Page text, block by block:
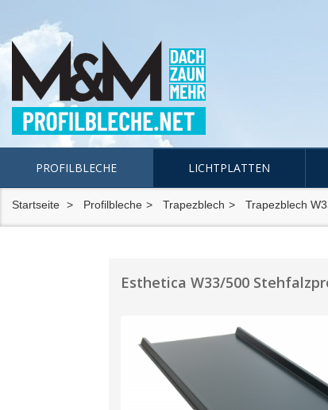
PROFILBLECHE LICHTPLATTEN
Startseite Profilbleche Trapezblech Trapezblech
Esthetica W33/500